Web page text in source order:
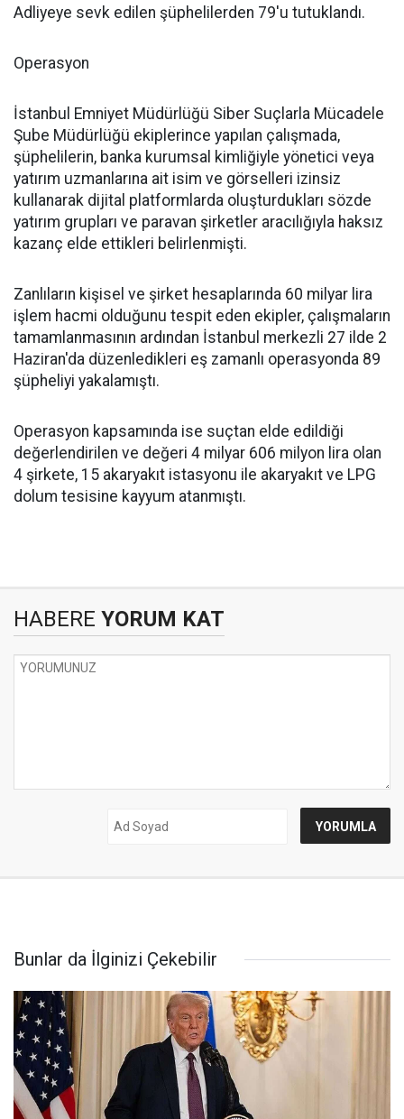
Adliyeye sevk edilen şüphelilerden 79'u tutuklandı.
Operasyon
İstanbul Emniyet Müdürlüğü Siber Suçlarla Mücadele
Şube Müdürlüğü ekiplerince yapılan çalışmada,
şüphelilerin, banka kurumsal kimliğiyle yönetici veya
yatırım uzmanlarına ait isim ve görselleri izinsiz
kullanarak dijital platformlarda oluşturdukları sözde
yatırım grupları ve paravan şirketler aracılığıyla haksız
kazanç elde ettikleri belirlenmişti.
Zanlıların kişisel ve şirket hesaplarında 60 milyar lira
işlem hacmi olduğunu tespit eden ekipler, çalışmaların
tamamlanmasının ardından İstanbul merkezli 27 ilde 2
Haziran'da düzenledikleri eş zamanlı operasyonda 89
şüpheliyi yakalamıştı.
Operasyon kapsamında ise suçtan elde edildiği
değerlendirilen ve değeri 4 milyar 606 milyon lira olan
4 şirkete, 15 akaryakıt istasyonu ile akaryakıt ve LPG
dolum tesisine kayyum atanmıştı.
HABERE YORUM KAT
Bunlar da İlginizi Çekebilir